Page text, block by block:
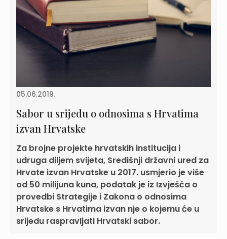
05.06.2019.
Sabor u srijedu o odnosima s Hrvatima
izvan Hrvatske
Za brojne projekte hrvatskih institucija i
udruga diljem svijeta, Središnji državni ured za
Hrvate izvan Hrvatske u 2017. usmjerio je više
od 50 milijuna kuna, podatak je iz Izvješća o
provedbi Strategije i Zakona o odnosima
Hrvatske s Hrvatima izvan nje o kojemu će u
srijedu raspravljati Hrvatski sabor.